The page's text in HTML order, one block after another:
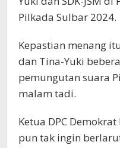
Pilkada Sulbar 2024.
Kepastian menang
dan Tina-Yuki
pemungutan suara
malam tadi.
Ketua DPC
pun tak ingin